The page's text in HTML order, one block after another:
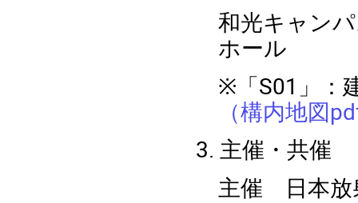
和光キャン
ホール
※「S01」：
（構内地図
3. 主催・共催
主催 日本放